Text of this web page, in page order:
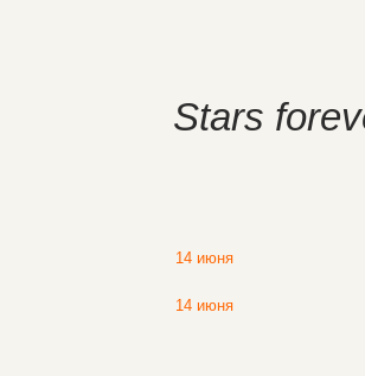
Stars
14 июня
14 июня